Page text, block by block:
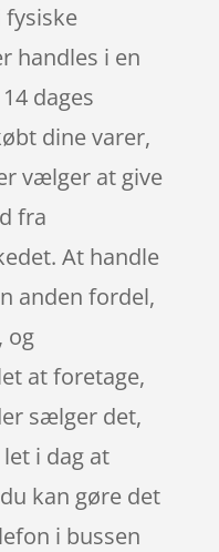
fysiske
handles i en
dages
dine varer,
vælger at give
fra
At handle
anden fordel,
og
at foretage,
sælger det,
i dag at
kan gøre det
i bussen